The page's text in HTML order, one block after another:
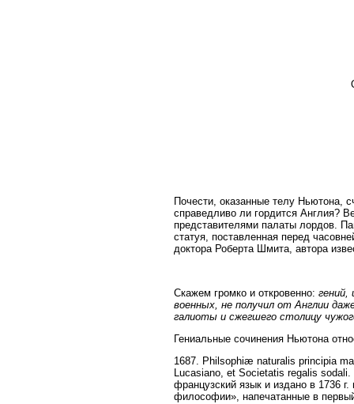
Почести, оказанные телу Ньютона,
справедливо ли гордится Англия?
представителями палаты лордов.
статуя, поставленная перед
доктора Роберта Шмита, автора
Скажем громко и откровенно: гений,
военных, не получил от Англии
галиоты и сжегшего столицу
Гениальные сочинения Ньютона
1687. Philsophiæ naturalis principia
Lucasiano, et Societatis regalis
французский язык и издано в 1736
философии», напечатанные в